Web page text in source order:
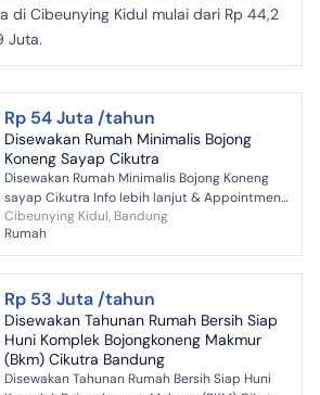
di Cibeunying Kidul mulai dari Rp 44,2
Juta.
Rp 54 Juta /tahun
Disewakan Rumah Minimalis Bojong
Koneng Sayap Cikutra
Disewakan Rumah Minimalis Bojong Koneng
sayap Cikutra Info lebih lanjut & Appointment
dapat menghubungi via whatsapp di No.
Cibeunying Kidul, Bandung
Rumah
Rp 53 Juta /tahun
Disewakan Tahunan Rumah Bersih Siap
Huni Komplek Bojongkoneng Makmur
(Bkm) Cikutra Bandung
Disewakan Tahunan Rumah Bersih Siap Huni